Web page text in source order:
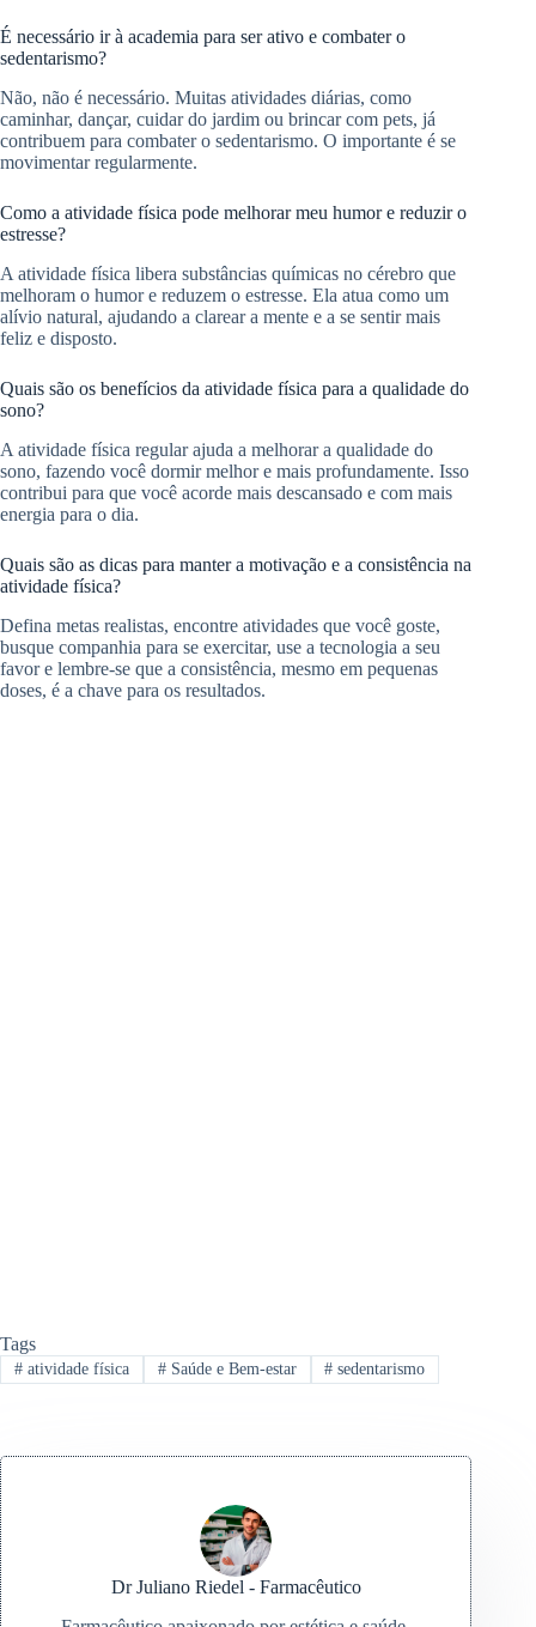
É necessário ir à academia para ser ativo e combater o
sedentarismo?
Não, não é necessário. Muitas atividades diárias, como
caminhar, dançar, cuidar do jardim ou brincar com pets, já
contribuem para combater o sedentarismo. O importante é se
movimentar regularmente.
Como a atividade física pode melhorar meu humor e reduzir o
estresse?
A atividade física libera substâncias químicas no cérebro que
melhoram o humor e reduzem o estresse. Ela atua como um
alívio natural, ajudando a clarear a mente e a se sentir mais
feliz e disposto.
Quais são os benefícios da atividade física para a qualidade do
sono?
A atividade física regular ajuda a melhorar a qualidade do
sono, fazendo você dormir melhor e mais profundamente. Isso
contribui para que você acorde mais descansado e com mais
energia para o dia.
Quais são as dicas para manter a motivação e a consistência na
atividade física?
Defina metas realistas, encontre atividades que você goste,
busque companhia para se exercitar, use a tecnologia a seu
favor e lembre-se que a consistência, mesmo em pequenas
doses, é a chave para os resultados.
Tags
#atividade física #Saúde e Bem-estar # sedentarismo
Dr Juliano Riedel - Farmacêutico